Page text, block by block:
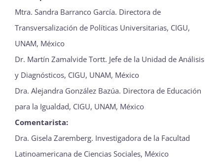
Mtra. Sandra Barranco García. Directora de
Transversalización de Políticas Universitarias, CIGU,
UNAM, México
Dr. Martín Zamalvide Tortt. Jefe de la Unidad de Análisis
y Diagnósticos, CIGU, UNAM, México
Dra. Alejandra González Bazúa. Directora de Educación
para la Igualdad, CIGU, UNAM, México
Comentarista:
Dra. Gisela Zaremberg. Investigadora de la Facultad
Latinoamericana de Ciencias Sociales, México